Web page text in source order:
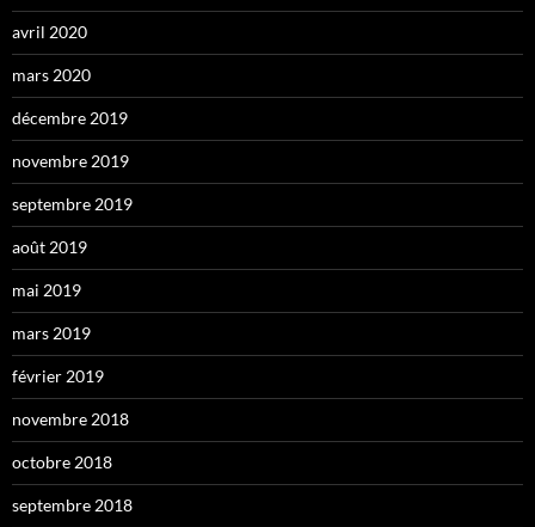
avril 2020
mars 2020
décembre 2019
novembre 2019
septembre 2019
août 2019
mai 2019
mars 2019
février 2019
novembre 2018
octobre 2018
septembre 2018